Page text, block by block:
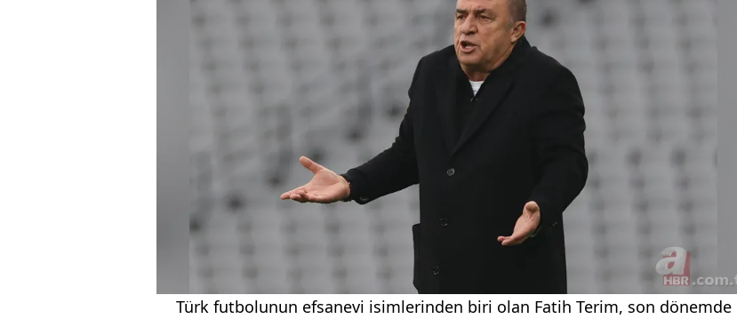
Türk futbolunun efsanevi isimlerinden biri olan Fatih Terim, son dönemde